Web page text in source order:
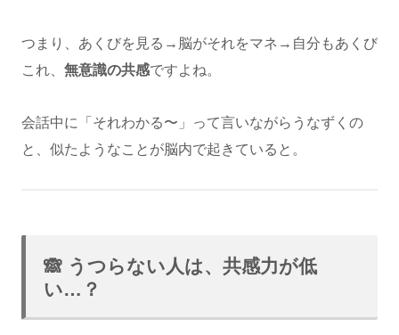
つまり、あくびを見る→脳がそれをマネ→自分もあくび
これ、 無意識の共感ですよね。
会話中に「それわかる〜」って言いながらうなずくの
と、似たようなことが脳内で起きていると。
🙈 うつらない人は、共感力が低
い…？